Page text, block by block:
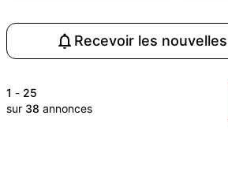
Recevoir les
1 - 25
sur 38 annonces